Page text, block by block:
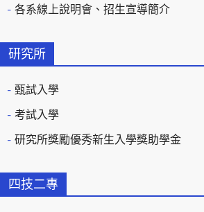
各系線上說明會、招生宣導簡介
研究所
甄試入學
考試入學
研究所獎勵優秀新生入學獎助學金
四技二專